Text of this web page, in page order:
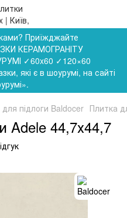
Приїжджайте
КЕРАМОГРАНІТУ
✓60x60 ✓120×60
які є в шоурумі, на сайті
підлоги Baldocer Плитка
Adele 44,7х44,7